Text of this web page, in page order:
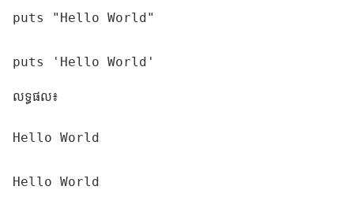
puts "Hello World"
puts 'Hello World'
លទ្ធផល៖
Hello World
Hello World